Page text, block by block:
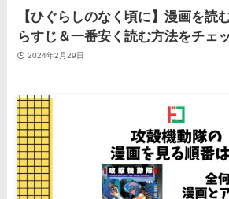
【ひぐらしのなく頃に】漫画を読
らすじ＆一番安く読む方法をチェ
2024年2月29日